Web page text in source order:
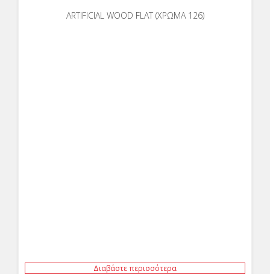
ARTIFICIAL WOOD FLAT (ΧΡΩΜΑ 126)
Διαβάστε περισσότερα